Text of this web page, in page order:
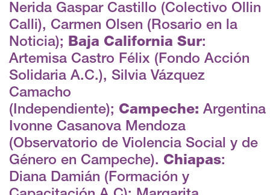
Nerida Gaspar Castillo (Colectivo Ollin
Calli), Carmen Olsen (Rosario en la
Noticia); Baja California Sur:
Artemisa Castro Félix (Fondo Acción
Solidaria A.C.), Silvia Vázquez
Camacho
(Independiente); Campeche: Argentina
Ivonne Casanova Mendoza
(Observatorio de Violencia Social y de
Género en Campeche). Chiapas:
Diana Damián (Formación y